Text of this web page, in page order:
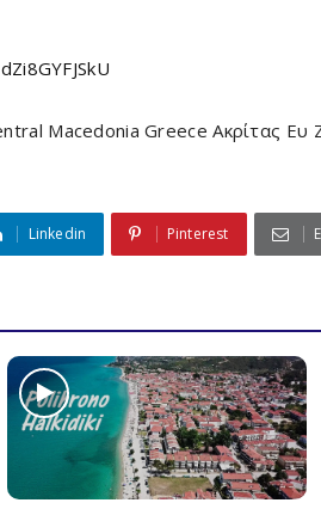
Macedonia Greece Ακρίτας Ευ
Linkedin Pinterest